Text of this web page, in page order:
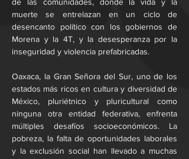
muerte se entrelazan en un ciclo de
desencanto político con los gobiernos de
Morena y la 4T, y la desesperanza por la
inseguridad y violencia prefabricadas.
Oaxaca, la Gran Señora del Sur, uno de los
estados más ricos en cultura y diversidad de
México, pluriétnico y pluricultural como
ninguna otra entidad federativa, enfrenta
múltiples desafíos socioeconómicos. La
pobreza, la falta de oportunidades laborales
y la exclusión social han llevado a muchas